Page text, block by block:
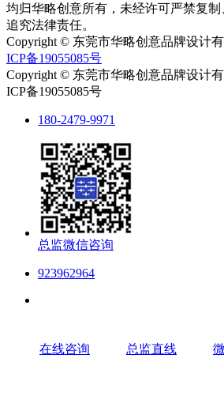
均归华略创意所有，未经许可严禁复
追究法律责任。
Copyright © 东莞市华略创意品牌设计
ICP备19055085号
Copyright © 东莞市华略创意品牌设计
ICP备19055085号
180-2479-9971
总监微信咨询
923962964
在线咨询 总监直线